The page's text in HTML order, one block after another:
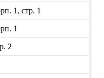
1, стр. 1
1
2